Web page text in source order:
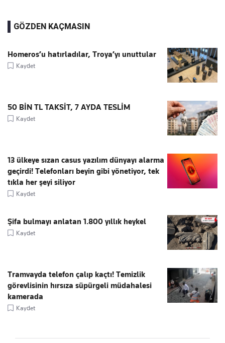
GÖZDEN KAÇMASIN
Homeros’u hatırladılar, Troya’yı unuttular
Kaydet
50 BİN TL TAKSİT, 7 AYDA TESLİM
Kaydet
13 ülkeye sızan casus yazılım dünyayı alarma
geçirdi! Telefonları beyin gibi yönetiyor, tek
tıkla her şeyi siliyor
Kaydet
Şifa bulmayı anlatan 1.800 yıllık heykel
Kaydet
Tramvayda telefon çalıp kaçtı! Temizlik
görevlisinin hırsıza süpürgeli müdahalesi
kamerada
Kaydet